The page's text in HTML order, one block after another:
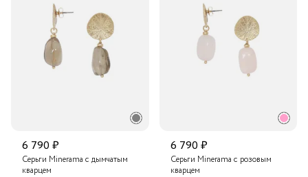
6 790 ₽
Серьги Minerama с дымчатым
кварцем
6 790 ₽
Серьги Minerama с розовым
кварцем